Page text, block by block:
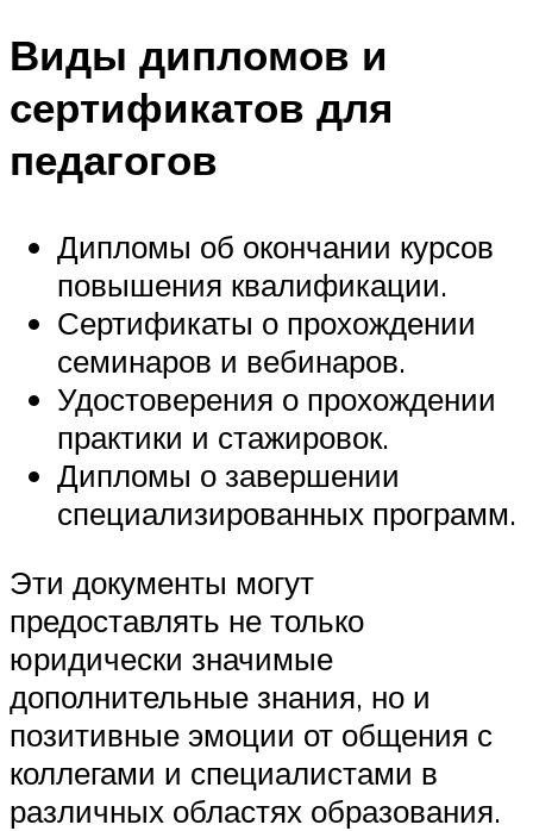
Виды дипломов и
сертификатов для
педагогов
Дипломы об окончании курсов
повышения квалификации.
Сертификаты о прохождении
семинаров и вебинаров.
Удостоверения о прохождении
практики и стажировок.
Дипломы о завершении
специализированных программ.
Эти документы могут
предоставлять не только
юридически значимые
дополнительные знания, но и
позитивные эмоции от общения с
коллегами и специалистами в
различных областях образования.